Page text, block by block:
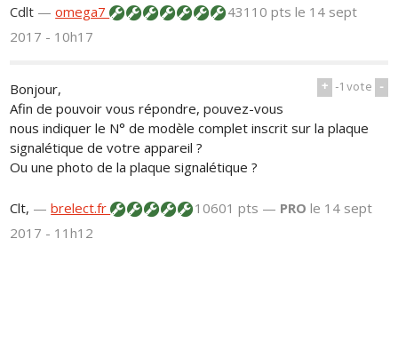
Cdlt —omega7 43110 ptsle 14 sept
2017 - 10h17
+ -1vote -
Bonjour,
Afin de pouvoir vous répondre, pouvez-vous
nous indiquer le N° de modèle complet inscrit sur la plaque
signalétique de votre appareil ?
Ou une photo de la plaque signalétique ?
Clt, —brelect.fr 10601 pts — PRO le 14 sept
2017 - 11h12